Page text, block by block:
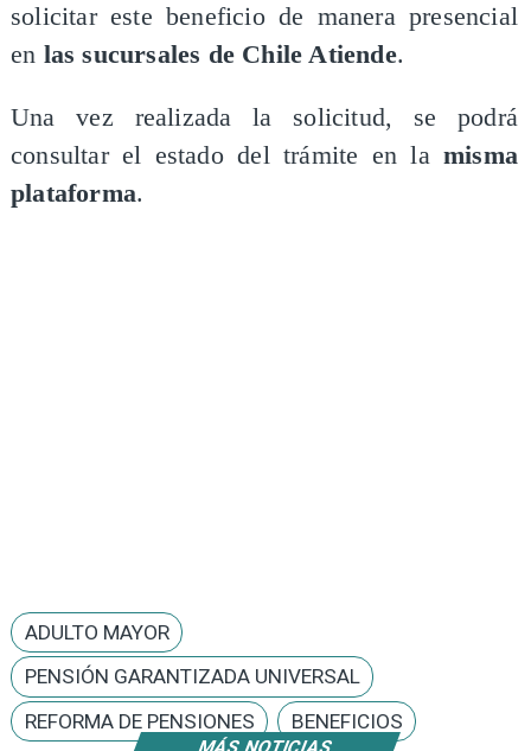
MÁS NOTICIAS
solicitar este beneficio de manera presencial
en las sucursales de Chile Atiende.
Una vez realizada la solicitud, se podrá
consultar el estado del trámite en lamisma
plataforma.
ADULTO MAYOR
PENSIÓN GARANTIZADA UNIVERSAL
REFORMA DE PENSIONES
BENEFICIOS